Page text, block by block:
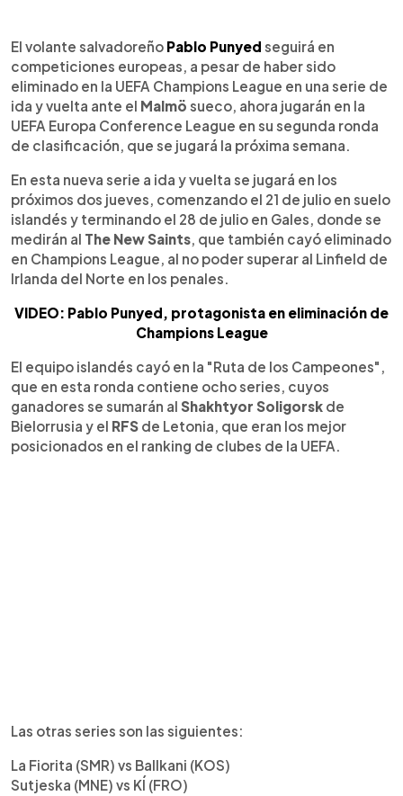
► Escuchar artículo
El volante salvadoreño Pablo Punyed seguirá en
competiciones europeas, a pesar de haber sido
eliminado en la UEFA Champions League en una serie de
ida y vuelta ante el Malmö sueco, ahora jugarán en la
UEFA Europa Conference League en su segunda ronda
de clasificación, que se jugará la próxima semana.
En esta nueva serie a ida y vuelta se jugará en los
próximos dos jueves, comenzando el 21 de julio en suelo
islandés y terminando el 28 de julio en Gales, donde se
medirán al The New Saints, que también cayó eliminado
en Champions League, al no poder superar al Linfield de
Irlanda del Norte en los penales.
VIDEO: Pablo Punyed, protagonista en eliminación de
Champions League
El equipo islandés cayó en la "Ruta de los Campeones",
que en esta ronda contiene ocho series, cuyos
ganadores se sumarán al Shakhtyor Soligorsk de
Bielorrusia y el RFS de Letonia, que eran los mejor
posicionados en el ranking de clubes de la UEFA.
Las otras series son las siguientes:
La Fiorita (SMR) vs Ballkani (KOS)
Sutjeska (MNE) vs KÍ (FRO)